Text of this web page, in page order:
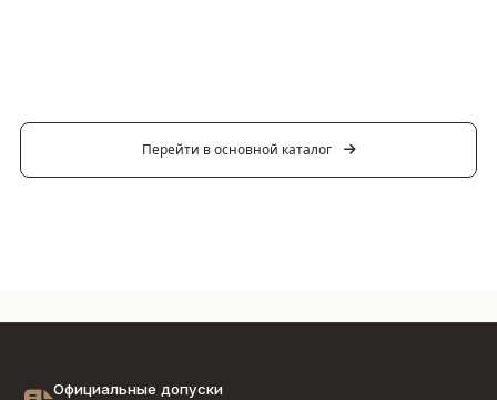
Перейти в основной каталог
Официальные допуски